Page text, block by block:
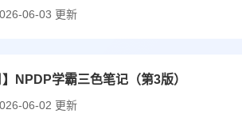
06-03 更新
】NPDP学霸三色笔记（第3版）
06-02 更新